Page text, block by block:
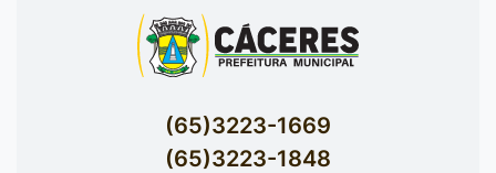
(65)3223-1669
(65)3223-1848